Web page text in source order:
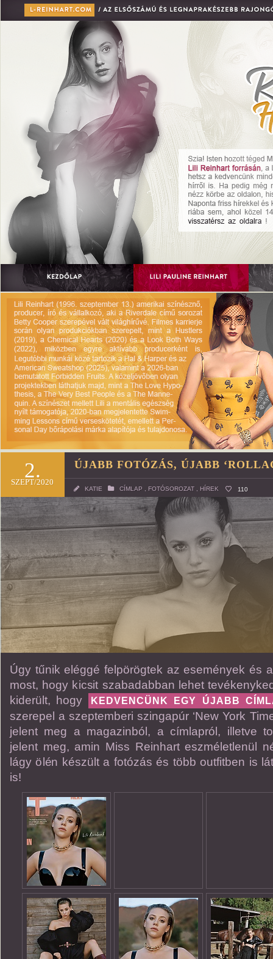
2.
SZEPT/2020
ÚJABB FOTÓZÁS, ÚJABB
KATIE CÍMLAP FOTÓSOROZAT HÍREK 110
Úgy tűnik eléggé felpörögtek az események és
most, hogy kicsit szabadabban lehet
kiderült, hogy
KEDVENCÜNK EGY ÚJABB
szerepel a szeptemberi szingapúr ‘New York
jelent meg a magazinból, a címlapról, illetve
jelent meg, amin Miss Reinhart eszméletlenül
lágy ölén készült a fotózás és több outfitben is
is!